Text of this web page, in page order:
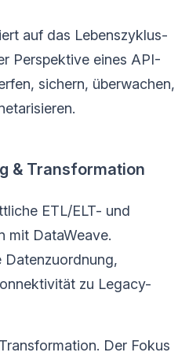
auf das Lebenszyklus-
Perspektive eines API-
sichern, überwachen,
& Transformation
ETL/ELT- und
mit DataWeave.
Datenzuordnung,
zu Legacy-
Der Fokus